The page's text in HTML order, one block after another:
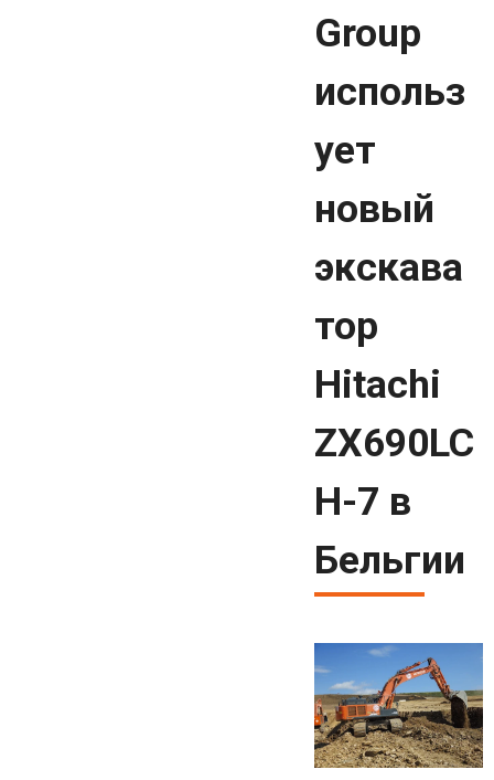
Group
использ
ует
новый
экскава
тор
Hitachi
ZX690LC
H-7 в
Бельгии